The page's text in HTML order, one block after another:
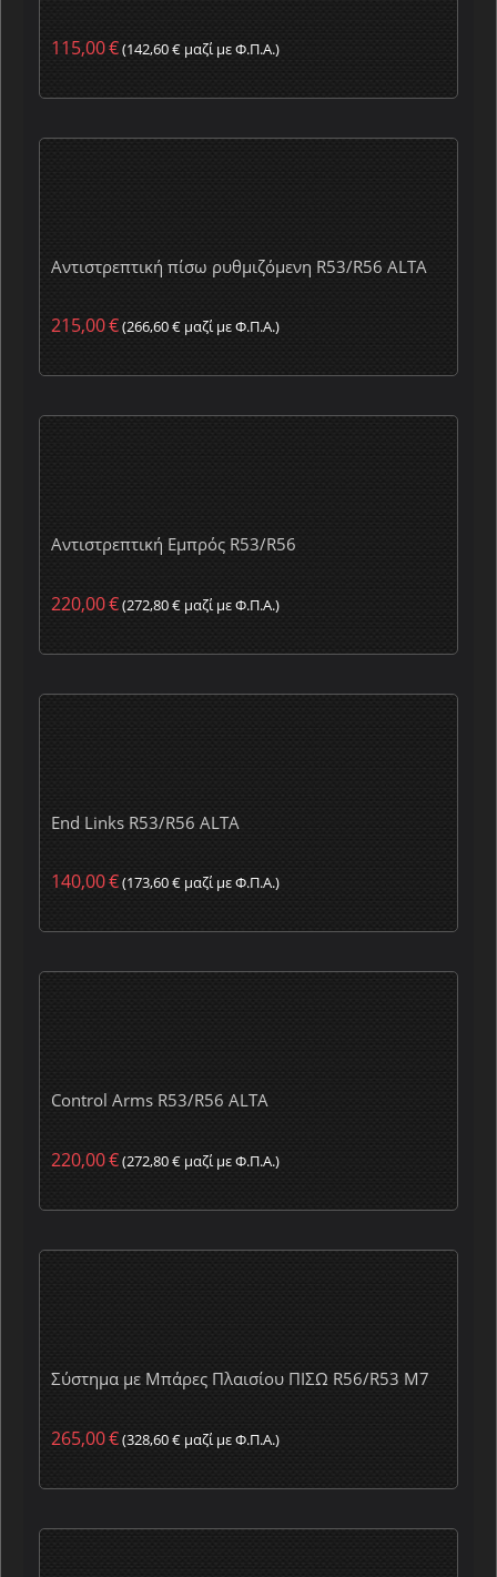
115,00€(142,60€ μαζί με Φ.Π.Α.)
Αντιστρεπτική πίσω ρυθμιζόμενη R53/R56 ALTA
215,00€(266,60€ μαζί με Φ.Π.Α.)
Αντιστρεπτική Εμπρός R53/R56
220,00€(272,80€ μαζί με Φ.Π.Α.)
End Links R53/R56 ALTA
140,00€(173,60€ μαζί με Φ.Π.Α.)
Control Arms R53/R56 ALTA
220,00€(272,80€ μαζί με Φ.Π.Α.)
Σύστημα με Μπάρες Πλαισίου ΠΙΣΩ R56/R53 M7
265,00€(328,60€ μαζί με Φ.Π.Α.)